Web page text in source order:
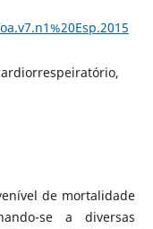
de mortalidade
se a diversas